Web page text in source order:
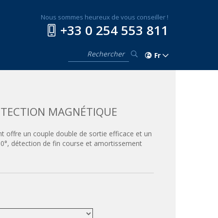
Nous sommes heureux de vous conseiller !
+33 0 254 553 811
Fr
MAGNÉTIQUE
offre un couple double de sortie efficace et un
détection de fin course et amortissement